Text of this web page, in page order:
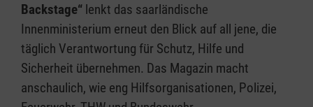
Backstage“ lenkt das saarländische
Innenministerium erneut den Blick auf all jene, die
täglich Verantwortung für Schutz, Hilfe und
Sicherheit übernehmen. Das Magazin macht
anschaulich, wie eng Hilfsorganisationen, Polizei,